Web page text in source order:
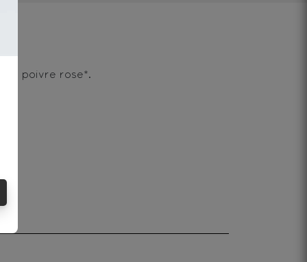
et poivre rose*.